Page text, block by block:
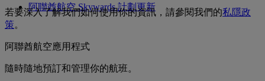
阿聯酋航空 Skywards 計劃更新
若要深入了解我們如何使用你的資訊，請參閱我們的私隱政
策。
阿聯酋航空應用程式
隨時隨地預訂和管理你的航班。